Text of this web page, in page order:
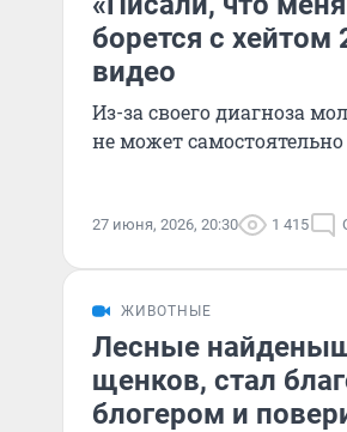
борется с
видео
Из-за своего диагноза
не может
27 июня, 2026, 20:30 1 415
ЖИВОТНЫЕ
Лесные
щенков, стал
блогером и